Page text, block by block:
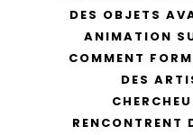
DES OBJETS
ANIMATION
COMMENT
DES
RENCONTRENT